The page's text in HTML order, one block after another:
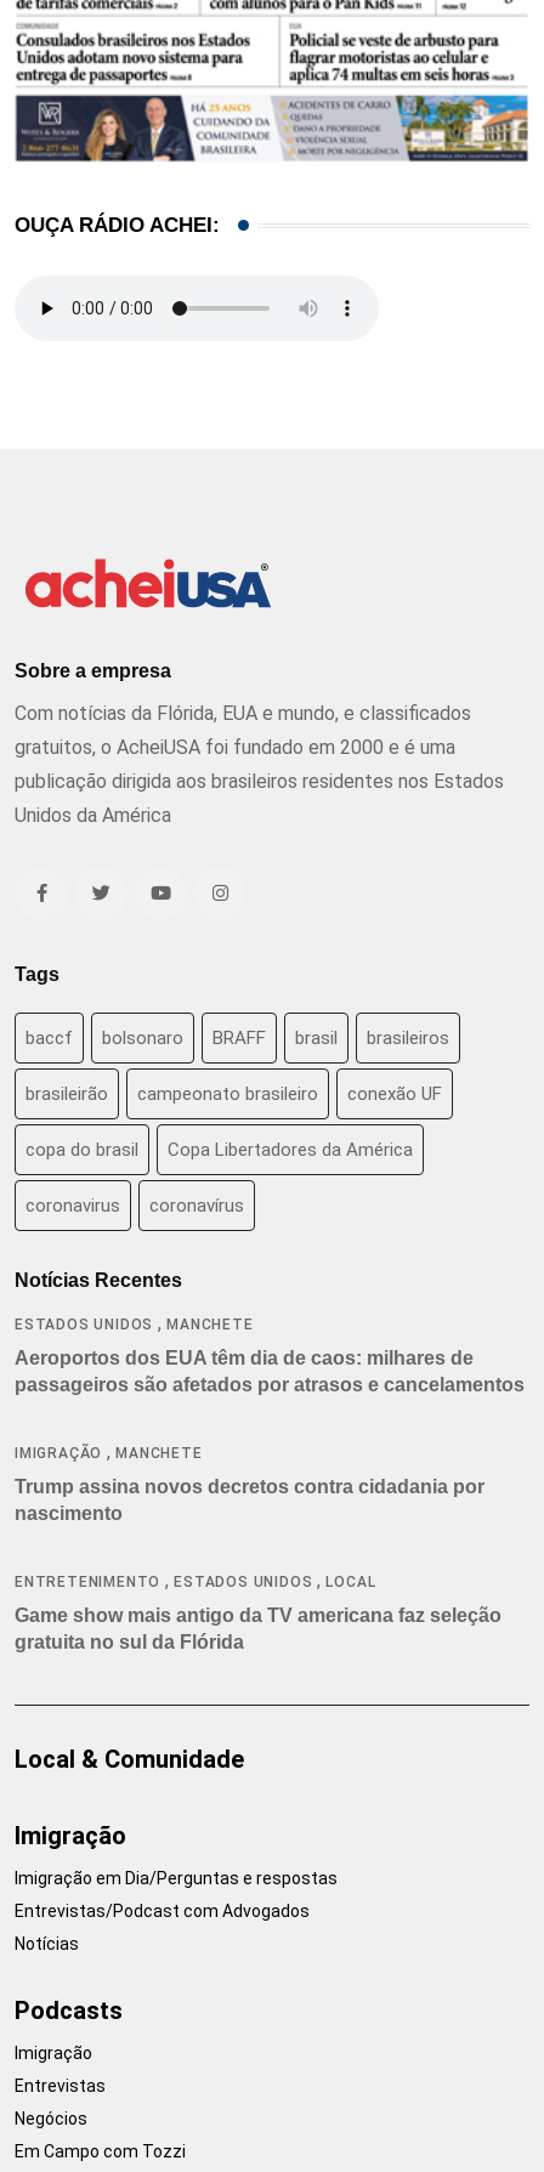
OUÇA RÁDIO ACHEI:
Sobre a empresa
Com notícias da Flórida, EUA e mundo, e classificados
gratuitos, o AcheiUSA foi fundado em 2000 e é uma
publicação dirigida aos brasileiros residentes nos Estados
Unidos da América
Tags
baccf bolsonaro BRAFF brasil brasileiros
brasileirão campeonato brasileiro conexão UF
copa do brasil Copa Libertadores da América
coronavirus coronavírus
Notícias Recentes
ESTADOS UNIDOS ,MANCHETE
Aeroportos dos EUA têm dia de caos: milhares de
passageiros são afetados por atrasos e cancelamentos
IMIGRAÇÃO ,MANCHETE
Trump assina novos decretos contra cidadania por
nascimento
ENTRETENIMENTO ,ESTADOS UNIDOS ,LOCAL
Game show mais antigo da TV americana faz seleção
gratuita no sul da Flórida
Local & Comunidade
Imigração
Imigração em Dia/Perguntas e respostas
Entrevistas/Podcast com Advogados
Notícias
Podcasts
Imigração
Entrevistas
Negócios
Em Campo com Tozzi